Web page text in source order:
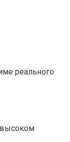
реального
высоком